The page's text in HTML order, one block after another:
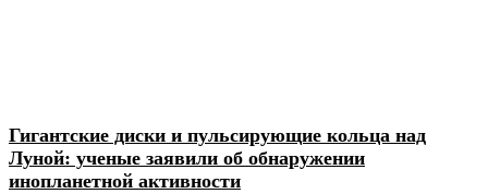
Гигантские диски и пульсирующие кольца над
Луной: ученые заявили об обнаружении
инопланетной активности